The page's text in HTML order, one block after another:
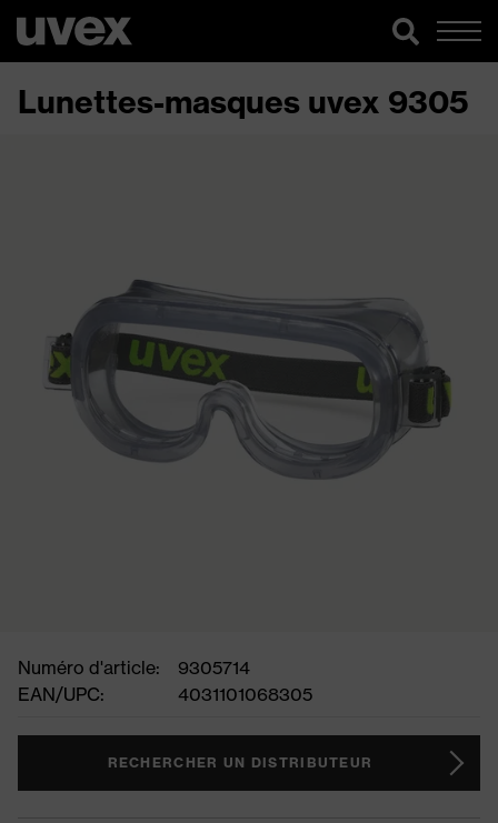
Lunettes-masques uvex 9305
Numéro d'article:
9305714
EAN/UPC:
4031101068305
RECHERCHER UN DISTRIBUTEUR